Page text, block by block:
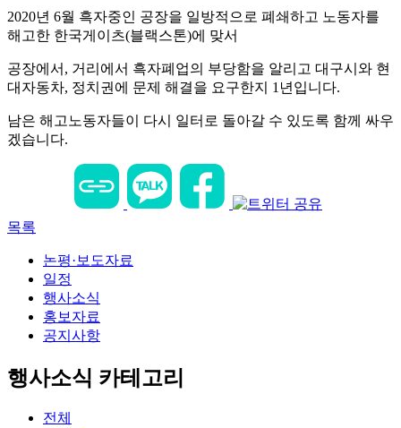
2020년 6월 흑자중인 공장을 일방적으로 폐쇄하고 노동자를
해고한 한국게이츠(블랙스톤)에 맞서
공장에서, 거리에서 흑자폐업의 부당함을 알리고 대구시와 현
대자동차, 정치권에 문제 해결을 요구한지 1년입니다.
남은 해고노동자들이 다시 일터로 돌아갈 수 있도록 함께 싸우
겠습니다.
목록
논평·보도자료
일정
행사소식
홍보자료
공지사항
행사소식 카테고리
전체